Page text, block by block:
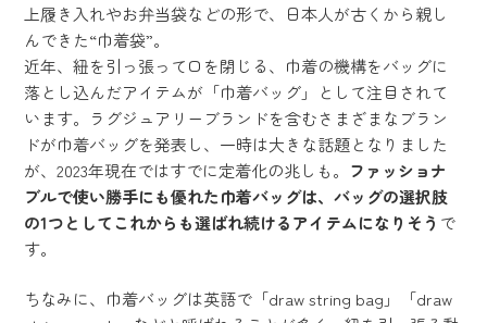
上履き入れやお弁当袋などの形で、日本人が古くから親し
んできた“巾着袋”。
近年、紐を引っ張って口を閉じる、巾着の機構をバッグに
落とし込んだアイテムが「巾着バッグ」として注目されて
います。ラグジュアリーブランドを含むさまざまなブラン
ドが巾着バッグを発表し、一時は大きな話題となりました
が、2023年現在ではすでに定着化の兆しも。 ファッショナ
ブルで使い勝手にも優れた巾着バッグは、バッグの選択肢
の1つとしてこれからも選ばれ続けるアイテムになりそう で
す。
ちなみに、巾着バッグは英語で「draw string bag」「draw